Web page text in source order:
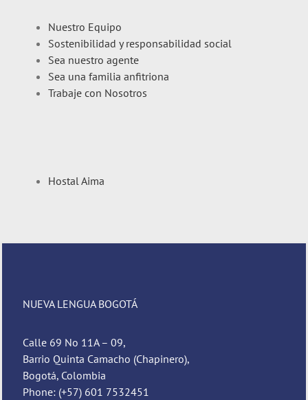
Nuestro Equipo
Sostenibilidad y responsabilidad social
Sea nuestro agente
Sea una familia anfitriona
Trabaje con Nosotros
Hostal Aima
NUEVA LENGUA BOGOTÁ
Calle 69 No 11A – 09,
Barrio Quinta Camacho (Chapinero),
Bogotá, Colombia
Phone: (+57) 601 7532451